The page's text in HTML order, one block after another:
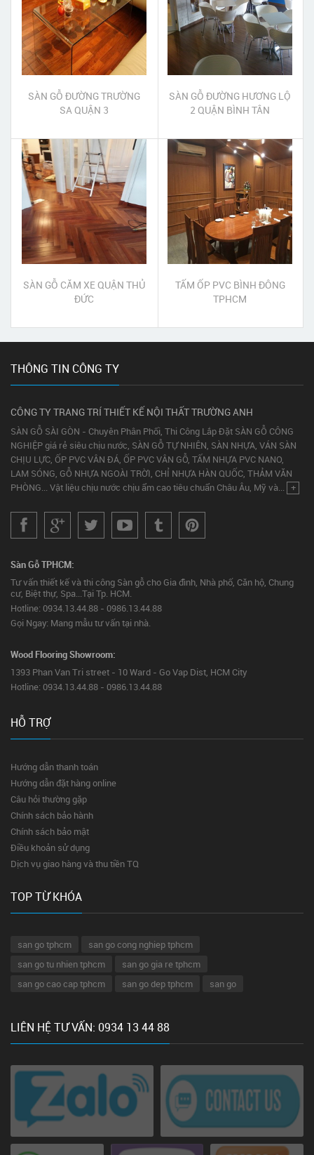
SÀN GỖ ĐƯỜNG TRƯỜNG
SA QUẬN 3
SÀN GỖ ĐƯỜNG HƯƠNG LỘ
2 QUẬN BÌNH TÂN
SÀN GỖ CĂM XE QUẬN THỦ
ĐỨC
TẤM ỐP PVC BÌNH ĐÔNG
TPHCM
THÔNG TIN CÔNG TY
CÔNG TY TRANG TRÍ THIẾT KẾ NỘI THẤT TRƯỜNG ANH
SÀN GỖ SÀI GÒN - Chuyên Phân Phối, Thi Công Lắp Đặt SÀN GỖ CÔNG
NGHIỆP giá rẻ siêu chịu nước, SÀN GỖ TỰ NHIÊN, SÀN NHỰA, VÁN SÀN
CHỊU LỰC, ỐP PVC VÂN ĐÁ, ỐP PVC VÂN GỖ, TẤM NHỰA PVC NANO,
LAM SÓNG, GỖ NHỰA NGOÀI TRỜI, CHỈ NHỰA HÀN QUỐC, THẢM VĂN
PHÒNG... Vật liệu chịu nước chịu ẩm cao tiêu chuẩn Châu Âu, Mỹ và...
+
Sàn Gỗ TPHCM:
Tư vấn thiết kế và thi công Sàn gỗ cho Gia đình, Nhà phố, Căn hộ, Chung
cư, Biệt thự, Spa...Tại Tp. HCM.
Hotline: 0934.13.44.88 - 0986.13.44.88
Gọi Ngay: Mang mẫu tư vấn tại nhà.
Wood Flooring Showroom:
1393 Phan Van Tri street - 10 Ward - Go Vap Dist, HCM City
Hotline: 0934.13.44.88 - 0986.13.44.88
HỖ TRỢ
Hướng dẫn thanh toán
Hướng dẫn đặt hàng online
Câu hỏi thường gặp
Chính sách bảo hành
Chính sách bảo mật
Điều khoản sử dụng
Dịch vụ giao hàng và thu tiền TQ
TOP TỪ KHÓA
san go tphcm
san go cong nghiep tphcm
san go tu nhien tphcm
san go gia re tphcm
san go cao cap tphcm
san go dep tphcm san go
LIÊN HỆ TƯ VẤN: 0934 13 44 88